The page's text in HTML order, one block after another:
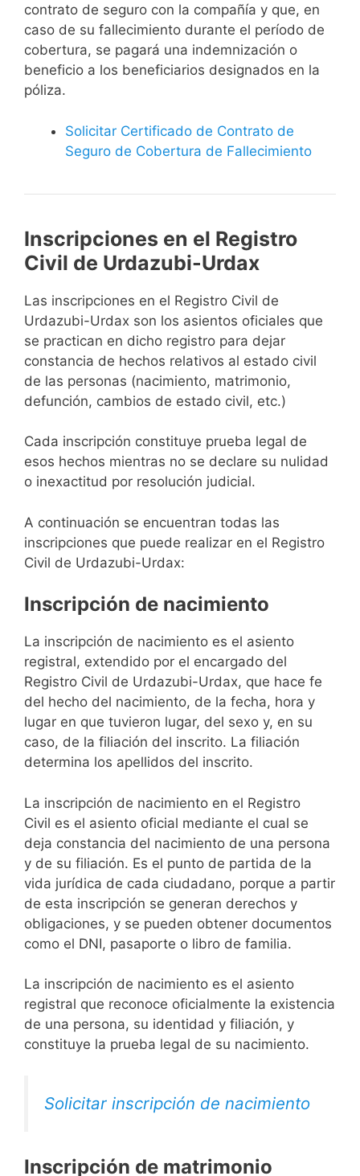
contrato de seguro con la compañía y que, en
caso de su fallecimiento durante el período de
cobertura, se pagará una indemnización o
beneficio a los beneficiarios designados en la
póliza.
Solicitar Certificado de Contrato de
Seguro de Cobertura de Fallecimiento
Inscripciones en el Registro
Civil de Urdazubi-Urdax
Las inscripciones en el Registro Civil de
Urdazubi-Urdax son los asientos oficiales que
se practican en dicho registro para dejar
constancia de hechos relativos al estado civil
de las personas (nacimiento, matrimonio,
defunción, cambios de estado civil, etc.)
Cada inscripción constituye prueba legal de
esos hechos mientras no se declare su nulidad
o inexactitud por resolución judicial.
A continuación se encuentran todas las
inscripciones que puede realizar en el Registro
Civil de Urdazubi-Urdax:
Inscripción de nacimiento
La inscripción de nacimiento es el asiento
registral, extendido por el encargado del
Registro Civil de Urdazubi-Urdax, que hace fe
del hecho del nacimiento, de la fecha, hora y
lugar en que tuvieron lugar, del sexo y, en su
caso, de la filiación del inscrito. La filiación
determina los apellidos del inscrito.
La inscripción de nacimiento en el Registro
Civil es el asiento oficial mediante el cual se
deja constancia del nacimiento de una persona
y de su filiación. Es el punto de partida de la
vida jurídica de cada ciudadano, porque a partir
de esta inscripción se generan derechos y
obligaciones, y se pueden obtener documentos
como el DNI, pasaporte o libro de familia.
La inscripción de nacimiento es el asiento
registral que reconoce oficialmente la existencia
de una persona, su identidad y filiación, y
constituye la prueba legal de su nacimiento.
Solicitar inscripción de nacimiento
Inscripción de matrimonio